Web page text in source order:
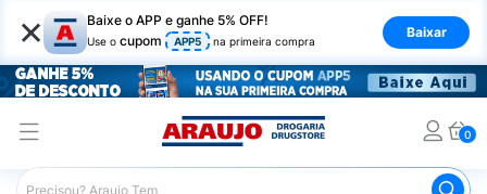
× Baixe o APP e ganhe 5% OFF!
Use o cupom APP5 na primeira compra
Baixar
0